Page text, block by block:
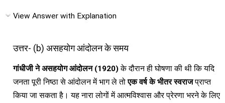
View Answer with Explanation
उत्तर- (b) असहयोग आंदोलन के समय
गांधीजी ने असहयोग आंदोलन (1920)के दौरान ही घोषणा की थी कि यदि
जनता पूरी निष्ठा से आंदोलन में भाग ले तोएक वर्ष के भीतर स्वराजप्राप्त
किया जा सकता है। यह नारा लोगों में आत्मविश्वास और प्रेरणा भरने के लिए